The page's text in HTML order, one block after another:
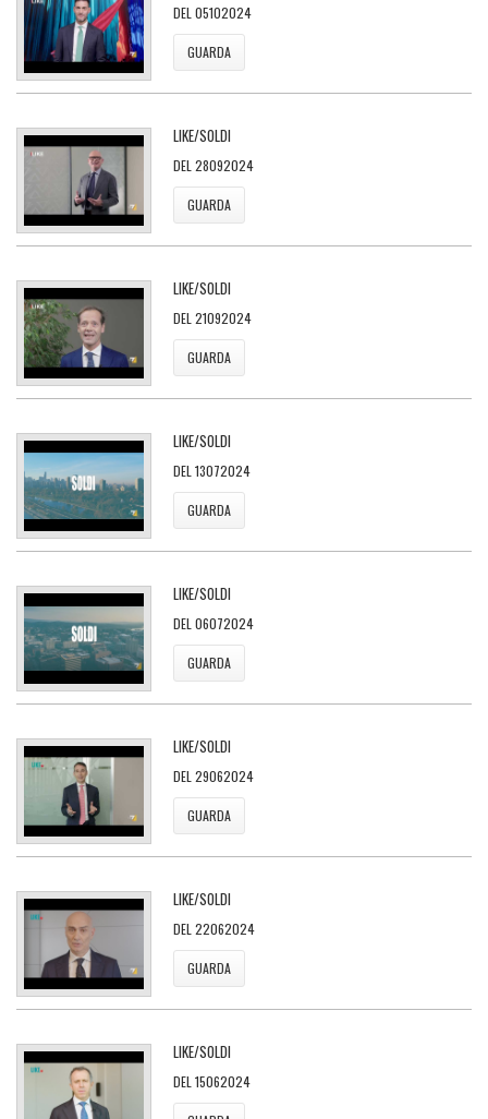
DEL 05102024
GUARDA
LIKE/SOLDI
DEL 28092024
GUARDA
LIKE/SOLDI
DEL 21092024
GUARDA
LIKE/SOLDI
DEL 13072024
GUARDA
LIKE/SOLDI
DEL 06072024
GUARDA
LIKE/SOLDI
DEL 29062024
GUARDA
LIKE/SOLDI
DEL 22062024
GUARDA
LIKE/SOLDI
DEL 15062024